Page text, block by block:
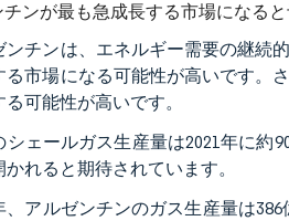
チンが最も急成長する市場になる
ンチンは、エネルギー需要の継続
る市場になる可能性が高いです。
可能性が高いです。
シェールガス生産量は2021年に約
かれると期待されています。
、アルゼンチンのガス生産量は